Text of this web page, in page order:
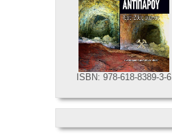
ISBN: 978-618-8389-3-6